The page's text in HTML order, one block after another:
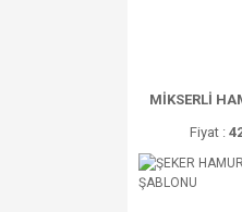
MİKSERLİ
Fiyat :